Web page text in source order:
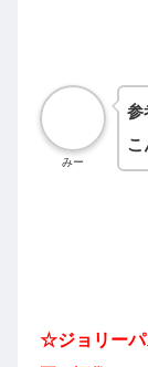
みー
参
こ
☆ジョリー